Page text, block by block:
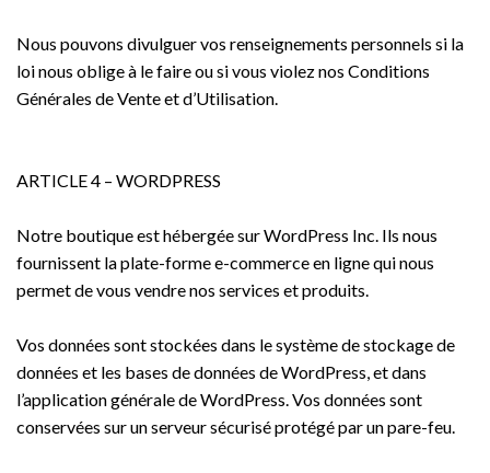
Nous pouvons divulguer vos renseignements personnels si la
loi nous oblige à le faire ou si vous violez nos Conditions
Générales de Vente et d’Utilisation.
ARTICLE 4 – WORDPRESS
Notre boutique est hébergée sur WordPress Inc. Ils nous
fournissent la plate-forme e-commerce en ligne qui nous
permet de vous vendre nos services et produits.
Vos données sont stockées dans le système de stockage de
données et les bases de données de WordPress, et dans
l’application générale de WordPress. Vos données sont
conservées sur un serveur sécurisé protégé par un pare-feu.